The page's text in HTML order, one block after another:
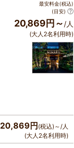
最安料金(税込)
(目安)
20,869円～/人
(大人2名利用時)
20,869円 (税込)～/人
(大人2名利用時)